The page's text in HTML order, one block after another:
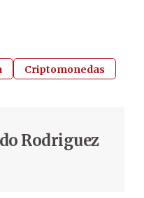
Criptomonedas
Rodriguez